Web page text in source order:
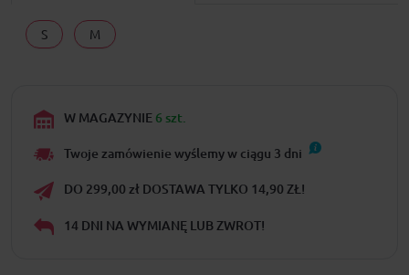
S M
W MAGAZYNIE 6 szt.
Twoje zamówienie wyślemy w ciągu 3 dni
DO 299,00 zł DOSTAWA TYLKO 14,90 ZŁ!
14 DNI NA WYMIANĘ LUB ZWROT!